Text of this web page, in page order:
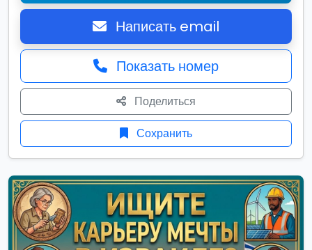
Написать email
Показать номер
Поделиться
Сохранить